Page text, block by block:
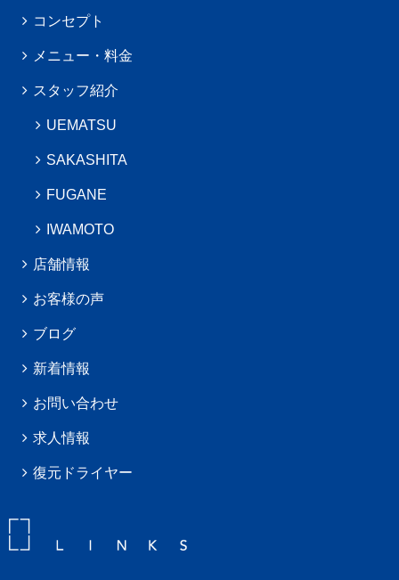
コンセプト
メニュー・料金
スタッフ紹介
UEMATSU
SAKASHITA
FUGANE
IWAMOTO
店舗情報
お客様の声
ブログ
新着情報
お問い合わせ
求人情報
復元ドライヤー